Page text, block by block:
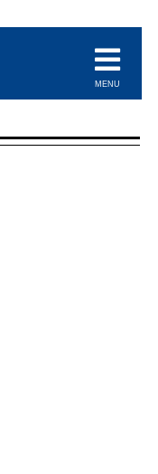
MENU